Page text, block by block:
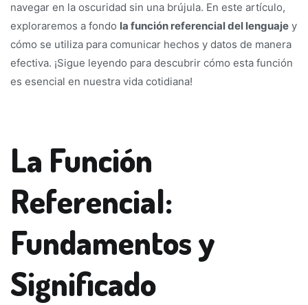
navegar en la oscuridad sin una brújula. En este artículo,
exploraremos a fondo la función referencial del lenguaje y
cómo se utiliza para comunicar hechos y datos de manera
efectiva. ¡Sigue leyendo para descubrir cómo esta función
es esencial en nuestra vida cotidiana!
La Función
Referencial:
Fundamentos y
Significado